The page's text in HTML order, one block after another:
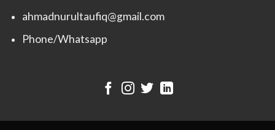
ahmadnurultaufiq@gmail.com
Phone/Whatsapp